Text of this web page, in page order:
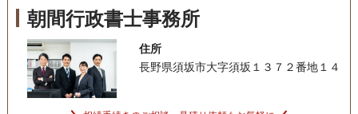
朝間行政書士事務所
住所
長野県須坂市大字須坂１３７２番地１４